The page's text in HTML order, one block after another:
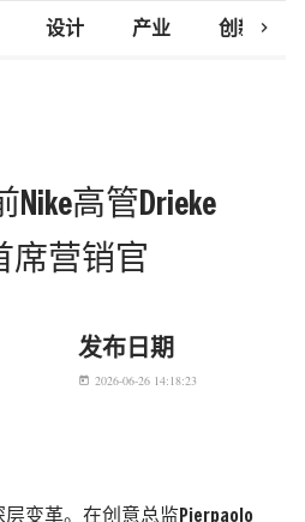
设计 产业 创新研究
chevron_right
Nike高管Drieke
席营销官
发布日期
today 2026-06-26 14:18:23
层变革。在创意总监Pierpaolo